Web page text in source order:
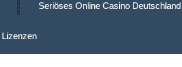
Seriöses Online Casino Deutschland